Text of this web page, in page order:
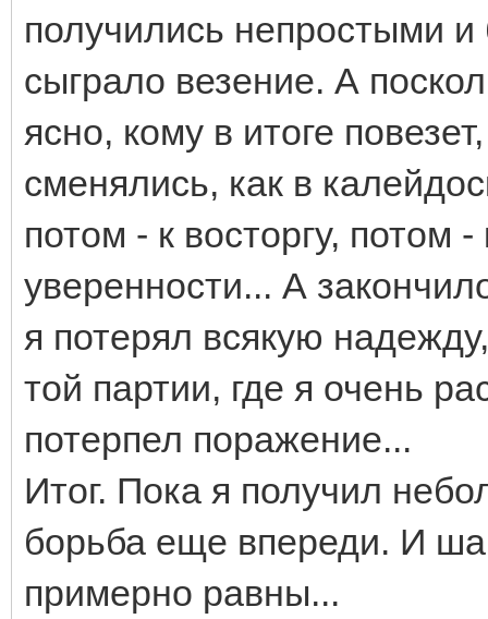
получились непростыми
сыграло везение. А
ясно, кому в итоге
сменялись, как в
потом - к восторгу, потом
уверенности... А
я потерял всякую
той партии, где я очень
потерпел поражение...
Итог. Пока я получил
борьба еще впереди. И
примерно равны...